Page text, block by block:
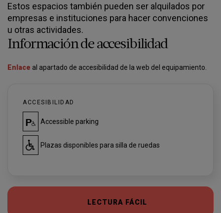
Estos espacios también pueden ser alquilados por
empresas e instituciones para hacer convenciones
u otras actividades.
Información de accesibilidad
Enlace al apartado de accesibilidad de la web del equipamiento.
ACCESIBILIDAD
Accessible parking
Plazas disponibles para silla de ruedas
LECTURA FÁCIL